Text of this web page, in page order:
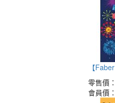
【
零售價
會員價